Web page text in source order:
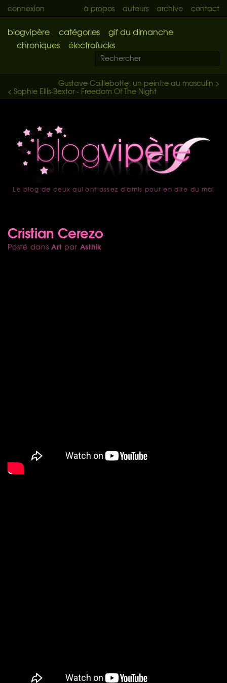
connexion à propos auteurs archive contact
blogvipère catégories
gif du dimanche
chroniques
électrofucks
Gustave Caillebotte, un peintre au masculin >
< Sophie Ellis-Bextor - Freedom Of The Night
accueil
Le blog de ceux qui ont assez d'amis pour en dire du mal
Cristian Cerezo
Posté dansArt par Asthik